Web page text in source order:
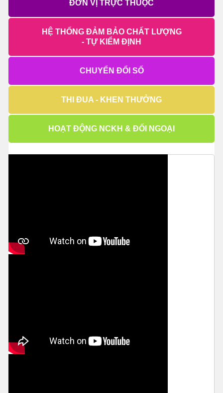
ĐƠN VỊ TRỰC THUỘC
HỆ THỐNG ĐẢM BẢO CHẤT LƯỢNG
- TỰ KIỂM ĐỊNH
CHUYỂN ĐỔI SỐ
THI ĐUA - KHEN THƯỞNG
HOẠT ĐỘNG NCKH & ĐỐI NGOẠI